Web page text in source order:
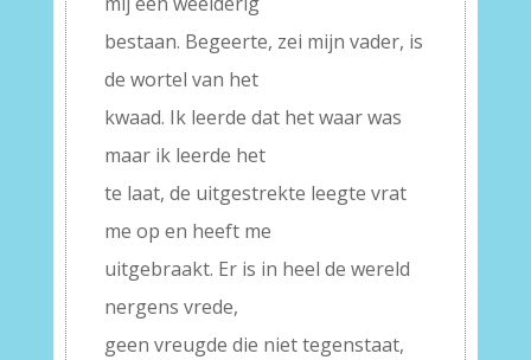
bestaan. Begeerte, zei mijn vader, is
de wortel van het
kwaad. Ik leerde dat het waar was
maar ik leerde het
te laat, de uitgestrekte leegte vrat
me op en heeft me
uitgebraakt. Er is in heel de wereld
nergens vrede,
geen vreugde die niet tegenstaat,